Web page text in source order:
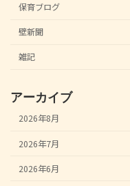
保育ブログ
壁新聞
雑記
アーカイブ
2026年8月
2026年7月
2026年6月